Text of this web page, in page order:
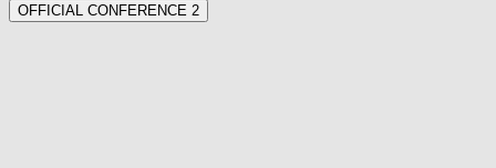
OFFICIAL CONFERENCE 2